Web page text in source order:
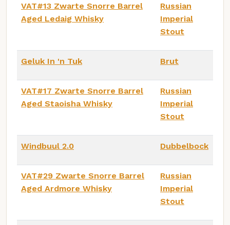
VAT#13 Zwarte Snorre Barrel
Aged Ledaig Whisky
Russian
Imperial
Stout
Geluk In 'n Tuk Brut
VAT#17 Zwarte Snorre Barrel
Aged Staoisha Whisky
Russian
Imperial
Stout
Windbuul 2.0 Dubbelbock
VAT#29 Zwarte Snorre Barrel
Aged Ardmore Whisky
Russian
Imperial
Stout